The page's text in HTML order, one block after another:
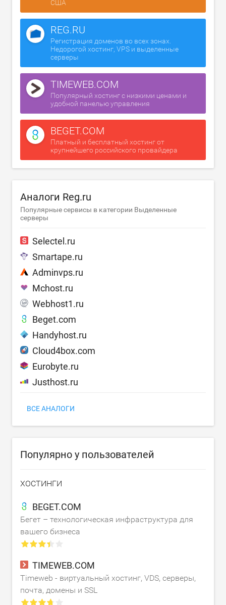
США
REG.RU
Регистрация доменов во всех зонах.
Недорогой хостинг, VPS и выделенные
серверы
TIMEWEB.COM
Популярный хостинг с низкими ценами и
удобной панелью управления
BEGET.COM
Платный и бесплатный хостинг от
крупнейшего российского провайдера
Аналоги Reg.ru
Популярные сервисы в категории Выделенные
серверы
Selectel.ru
Smartape.ru
Adminvps.ru
Mchost.ru
Webhost1.ru
Beget.com
Handyhost.ru
Cloud4box.com
Eurobyte.ru
Justhost.ru
ВСЕ АНАЛОГИ
Популярно у пользователей
ХОСТИНГИ
BEGET.COM
Бегет – технологическая инфраструктура для
вашего бизнеса
TIMEWEB.COM
Timeweb - виртуальный хостинг, VDS, серверы,
почта, домены и SSL